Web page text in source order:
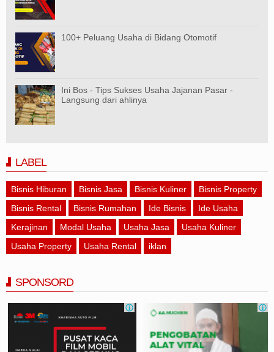
100+ Peluang Usaha di Bidang Otomotif
Ini Bos - Tips Sukses Usaha Jajanan Pasar -
Langsung dari ahlinya
LABEL
Bisnis Hiburan Bisnis Jasa Bisnis Kuliner
Bisnis Property
Bisnis Rental
Bisnis Rumahan Ide Bisnis
Ide Usaha
Kerajinan
Modal Usaha Usaha Jasa
Usaha Kuliner
Usaha Property
Usaha Rental iklan
SPONSORD